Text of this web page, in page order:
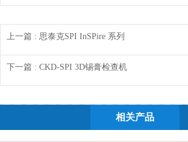
上一篇 : 思泰克SPI InSPire 系列
下一篇 : CKD-SPI 3D锡膏检查机
相关产品